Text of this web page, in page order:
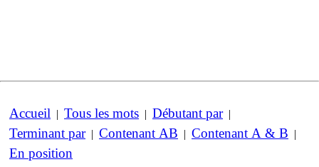
Accueil | Tous les mots | Débutant par|
Terminant par| Contenant AB | Contenant A & B |
En position